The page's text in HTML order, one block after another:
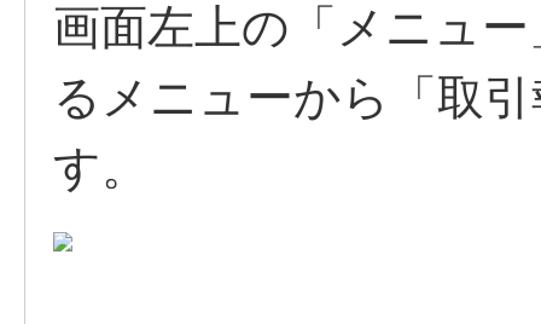
画面左上の「メニュ
るメニューから「取
す。